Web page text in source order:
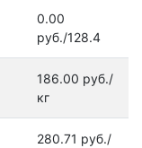
0.00
руб./128.4
186.00 руб./
кг
280.71 руб./